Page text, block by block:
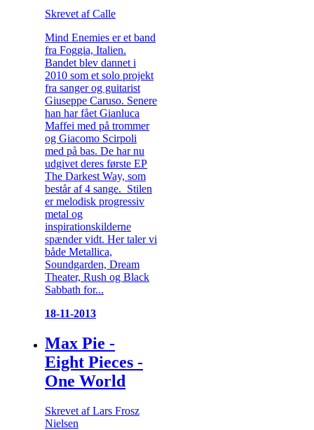
Skrevet af Calle
Mind Enemies er et band
fra Foggia, Italien.
Bandet blev dannet i
2010 som et solo projekt
fra sanger og guitarist
Giuseppe Caruso. Senere
han har fået Gianluca
Maffei med på trommer
og Giacomo Scirpoli
med på bas. De har nu
udgivet deres første EP
The Darkest Way, som
består af 4 sange. Stilen
er melodisk progressiv
metal og
inspirationskilderne
spænder vidt. Her taler vi
både Metallica,
Soundgarden, Dream
Theater, Rush og Black
Sabbath for...
18-11-2013
Max Pie -
Eight Pieces -
One World
Skrevet af Lars Frosz
Nielsen